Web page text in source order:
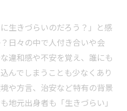
生きづらいのだろう？」と感
日々の中で人付き合いや会
違和感や不安を覚え、誰にも
んでしまうことも少なくあり
や方言、治安など特有の背景
地元出身者も「生きづらい」